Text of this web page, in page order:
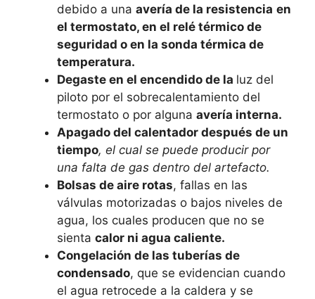
debido a una avería de la resistencia en
el termostato, en el relé térmico de
seguridad o en la sonda térmica de
temperatura.
Degaste en el encendido de la luz del
piloto por el sobrecalentamiento del
termostato o por alguna avería interna.
Apagado del calentador después de un
tiempo, el cual se puede producir por
una falta de gas dentro del artefacto.
Bolsas de aire rotas, fallas en las
válvulas motorizadas o bajos niveles de
agua, los cuales producen que no se
sienta calor ni agua caliente.
Congelación de las tuberías de
condensado, que se evidencian cuando
el agua retrocede a la caldera y se